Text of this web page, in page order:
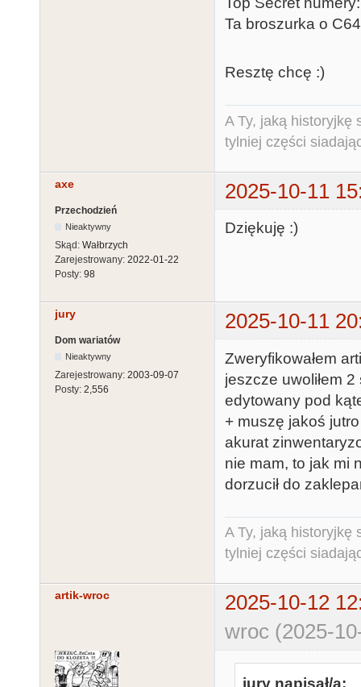
Ta broszurka o C64
Resztę chcę :)
A Ty, jaką historyjkę
tylniej części
axe 2025-10-11
Przechodzień
Nieaktywny
Skąd: Wałbrzych
Zarejestrowany: 2022-01-22
Posty: 98
Dziękuję :)
jury 2025-10-11
Dom wariatów
Nieaktywny
Zarejestrowany: 2003-09-07
Posty: 2,556
Zweryfikowałem
jeszcze uwoliłem
edytowany pod
+ muszę jakoś
akurat
nie mam, to jak mi
dorzucił do
A Ty, jaką historyjkę
tylniej części
artik-wroc
2025-10-12
wroc (2025-
jury napisał/a: